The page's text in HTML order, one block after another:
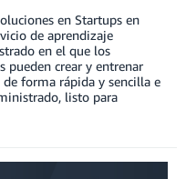
en Startups en
de aprendizaje
en el que los
pueden crear y entrenar
forma rápida y sencilla e
listo para